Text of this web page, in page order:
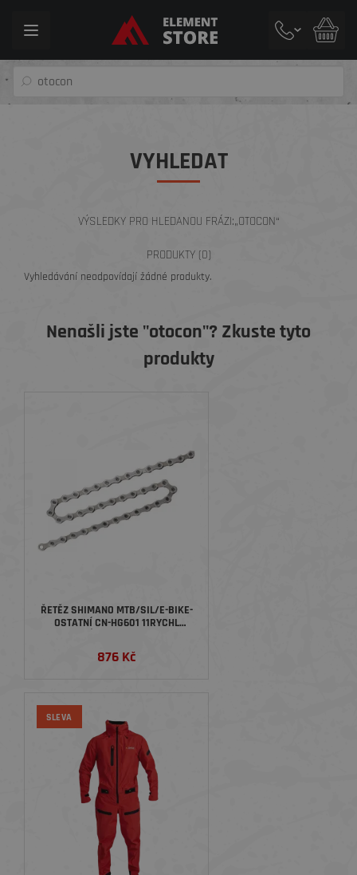
Toggle
VYHLEDAT
VÝSLEDKY PRO HLEDANOU FRÁZI:„OTOCON“
PRODUKTY (0)
Vyhledávání neodpovídají žádné produkty.
Nenašli jste "otocon"? Zkuste tyto
produkty
ŘETĚZ SHIMANO MTB/SIL/E-BIKE-
OSTATNÍ CN-HG601 11RYCHL
BALENÍ
876 Kč
SLEVA